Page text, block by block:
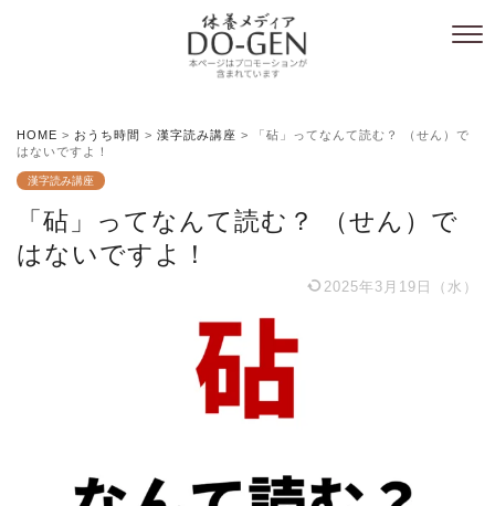
HOME > おうち時間 > 漢字読み講座 >
「砧」ってなんて読む？ （せん）で
はないですよ！
漢字読み講座
「砧」ってなんて読む？ （せん）で
はないですよ！
2025年3月19日（水）